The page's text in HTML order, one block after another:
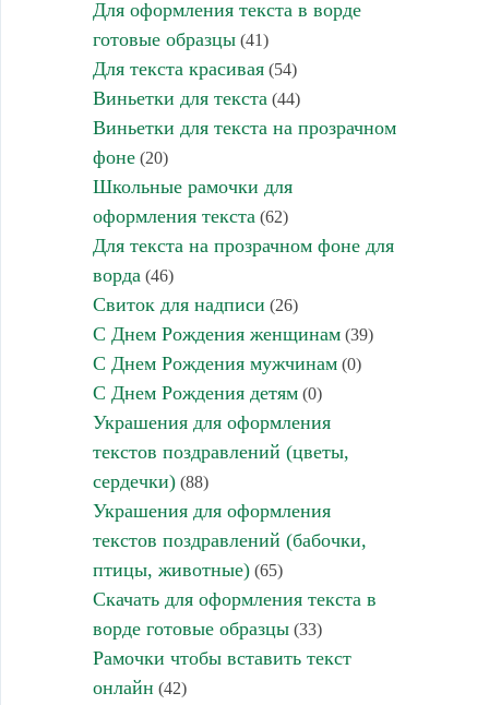
Для оформления текста в ворде
готовые образцы(41)
Для текста красивая(54)
Виньетки для текста (44)
Виньетки для текста на прозрачном
фоне(20)
Школьные рамочки для
оформления текста (62)
Для текста на прозрачном фоне для
ворда (46)
Свиток для надписи (26)
С Днем Рождения женщинам(39)
С Днем Рождения мужчинам(0)
С Днем Рождения детям(0)
Украшения для оформления
текстов поздравлений (цветы,
сердечки)(88)
Украшения для оформления
текстов поздравлений (бабочки,
птицы, животные)(65)
Скачать для оформления текста в
ворде готовые образцы(33)
Рамочки чтобы вставить текст
онлайн (42)